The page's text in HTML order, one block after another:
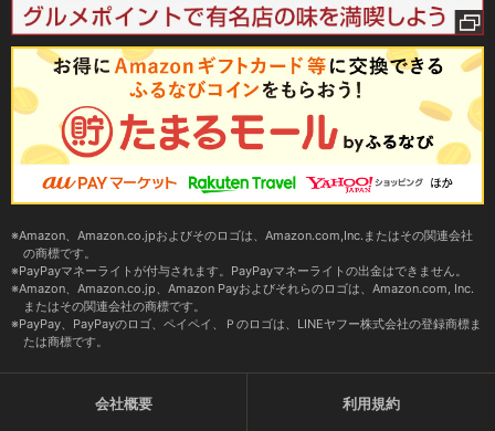
Amazon、Amazon.co.jpおよびそのロゴは、Amazon.com,Inc.またはその関連会社
の商標です。
PayPayマネーライトが付与されます。PayPayマネーライトの出金はできません。
Amazon、Amazon.co.jp、Amazon Payおよびそれらのロゴは、Amazon.com, Inc.
またはその関連会社の商標です。
PayPay、PayPayのロゴ、ペイペイ、Ｐのロゴは、LINEヤフー株式会社の登録商標ま
たは商標です。
会社概要 利用規約